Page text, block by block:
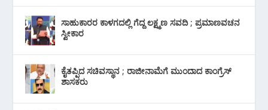
ಸಾಹುಕಾರರ ಕಾಳಗದಲ್ಲಿ ಗೆದ್ದ ಲಕ್ಷ್ಮಣ ಸವದಿ ; ಪ್ರಮಾಣವಚನ
ಸ್ವೀಕಾರ
ಕೈತಪ್ಪಿದ ಸಚಿವಸ್ಥಾನ ; ರಾಜೀನಾಮೆಗೆ ಮುಂದಾದ ಕಾಂಗ್ರೆಸ್
‌ಶಾಸಕರು